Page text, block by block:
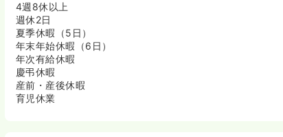
4週8休以上
週休2日
夏季休暇（5日）
年末年始休暇（6日）
年次有給休暇
慶弔休暇
産前・産後休暇
育児休業